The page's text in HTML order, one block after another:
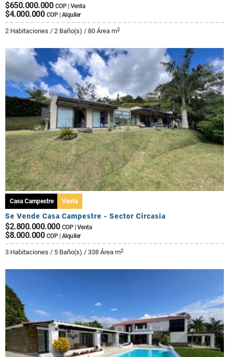
$650.000.000 COP | Venta
$4.000.000 COP | Alquiler
2 Habitaciones / 2 Baño(s) / 80 Área m2
Casa Campestre Venta
Se Vende Casa Campestre - Sector Circasia
$2.800.000.000 COP | Venta
$8.000.000 COP | Alquiler
3 Habitaciones / 5 Baño(s) / 338 Área m2